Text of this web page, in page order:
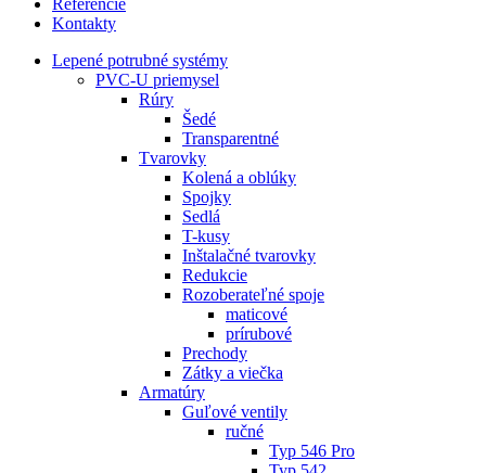
Referencie
Kontakty
Lepené potrubné systémy
PVC-U priemysel
Rúry
Šedé
Transparentné
Tvarovky
Kolená a oblúky
Spojky
Sedlá
T-kusy
Inštalačné tvarovky
Redukcie
Rozoberateľné spoje
maticové
prírubové
Prechody
Zátky a viečka
Armatúry
Guľové ventily
ručné
Typ 546 Pro